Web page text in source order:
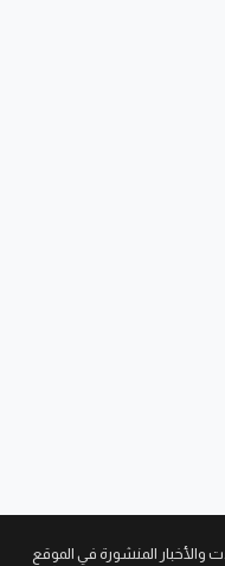
والأخبار المنشورة في الموقع